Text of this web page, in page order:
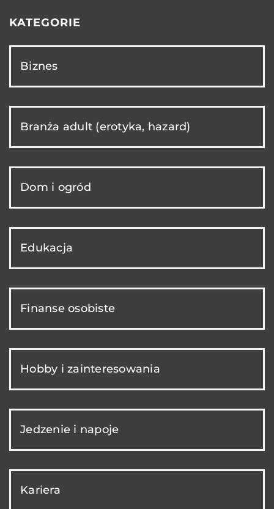
KATEGORIE
Biznes
Branża adult (erotyka, hazard)
Dom i ogród
Edukacja
Finanse osobiste
Hobby i zainteresowania
Jedzenie i napoje
Kariera